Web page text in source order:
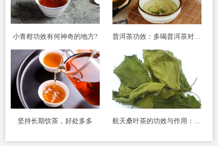
小青柑功效有何神奇的地方? 普洱茶功效：多喝普洱茶对糖尿病人有特别功效
坚持长期饮茶，好处多多